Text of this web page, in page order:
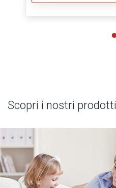
Scopri i nostri prodotti